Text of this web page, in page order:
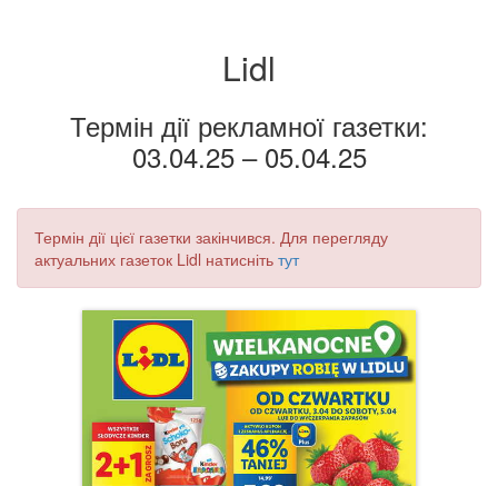
Lidl
Термін дії рекламної газетки:
03.04.25 – 05.04.25
Термін дії цієї газетки закінчився. Для перегляду
актуальних газеток Lidl натисніть тут